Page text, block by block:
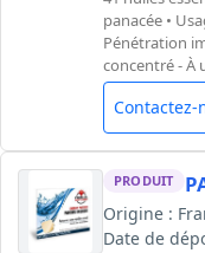
panacée •
Pénétration
concentré - À
Contactez-
PRODUIT
Origine :
Date de